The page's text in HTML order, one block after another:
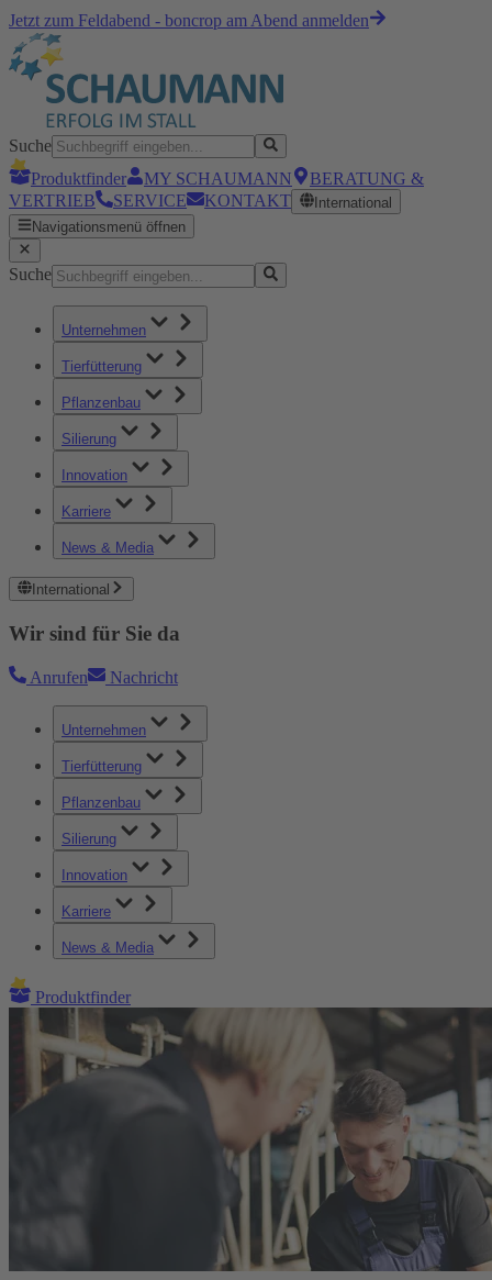
Jetzt zum Feldabend - boncrop am Abend anmelden
Suche
Produktfinder
MY SCHAUMANN
BERATUNG &
VERTRIEB
SERVICE KONTAKT
International
Navigationsmenü öffnen
Suche
Unternehmen
Tierfütterung
Pflanzenbau
Silierung
Innovation
Karriere
News & Media
International
Wir sind für Sie da
Anrufen Nachricht
Unternehmen
Tierfütterung
Pflanzenbau
Silierung
Innovation
Karriere
News & Media
Produktfinder